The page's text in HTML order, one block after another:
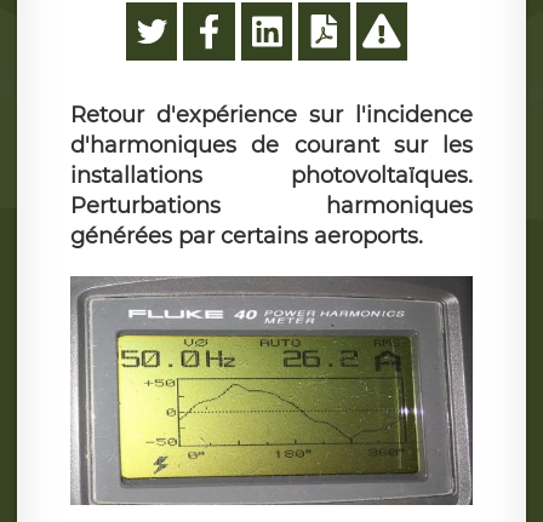
Retour d'expérience sur l'incidence
d'harmoniques de courant sur les
installations photovoltaïques.
Perturbations harmoniques
générées par certains aeroports.